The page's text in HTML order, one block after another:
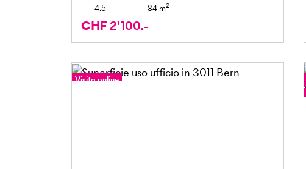
4.5 84 m2
CHF 2'100.-
Visita online